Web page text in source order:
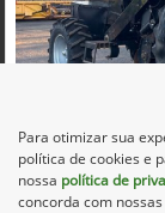
mp
arti
lheCASE
Para otimizar sua
política de cookies e
nossa política de
concorda com